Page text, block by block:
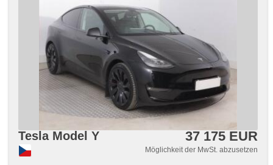
Tesla Model Y 37 175 EUR
Möglichkeit der MwSt. abzusetzen